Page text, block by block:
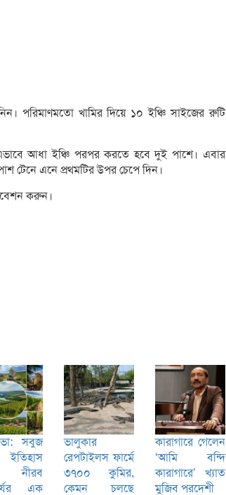
পরিমাণমতো খামির দিয়ে ১০ ইঞ্চি সাইজের রুটি
আধা ইঞ্চি পরপর করতে হবে দুই পাশে। এবার
টেনে এনে প্রথমটির উপর চেপে দিন।
করুন।
সবুজ
ইতিহাস
এক
ভালুকার
রেপটাইলস ফার্মে
৩৭০০ কুমির,
কেমন চলছে
কারাগারে গেলেন
‘আমি বন্দি
কারাগারে’ খ্যাত
মুজিব পরদেশী